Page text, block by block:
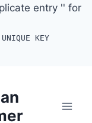
entry '' for
KEY